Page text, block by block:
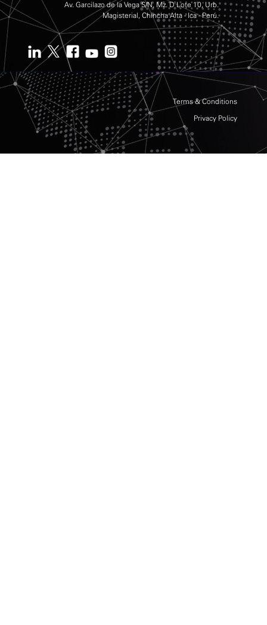
Av. Garcilazo de la Vega S/N, Mz. D Lote 10, Urb.
Magisterial, Chincha Alta - Ica - Perú.
Terms & Conditions
Privacy Policy